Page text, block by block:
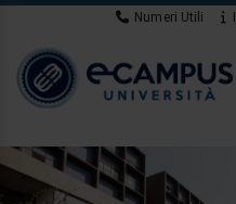
Numeri Utili